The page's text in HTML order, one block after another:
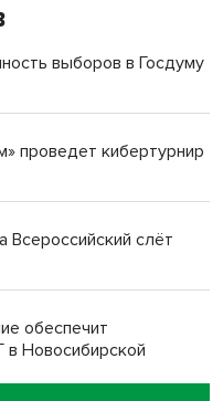
селе лошади
избиение врачей
выборов в Госдуму
проведет кибертурнир
Всероссийский слёт
обеспечит
в Новосибирской